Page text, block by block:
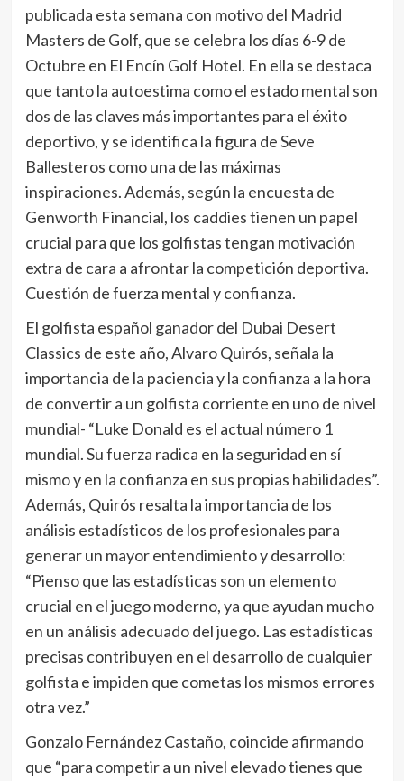
publicada esta semana con motivo del Madrid
Masters de Golf, que se celebra los días 6-9 de
Octubre en El Encín Golf Hotel. En ella se destaca
que tanto la autoestima como el estado mental son
dos de las claves más importantes para el éxito
deportivo, y se identifica la figura de Seve
Ballesteros como una de las máximas
inspiraciones. Además, según la encuesta de
Genworth Financial, los caddies tienen un papel
crucial para que los golfistas tengan motivación
extra de cara a afrontar la competición deportiva.
Cuestión de fuerza mental y confianza.
El golfista español ganador del Dubai Desert
Classics de este año, Alvaro Quirós, señala la
importancia de la paciencia y la confianza a la hora
de convertir a un golfista corriente en uno de nivel
mundial- “Luke Donald es el actual número 1
mundial. Su fuerza radica en la seguridad en sí
mismo y en la confianza en sus propias habilidades”.
Además, Quirós resalta la importancia de los
análisis estadísticos de los profesionales para
generar un mayor entendimiento y desarrollo:
“Pienso que las estadísticas son un elemento
crucial en el juego moderno, ya que ayudan mucho
en un análisis adecuado del juego. Las estadísticas
precisas contribuyen en el desarrollo de cualquier
golfista e impiden que cometas los mismos errores
otra vez.”
Gonzalo Fernández Castaño, coincide afirmando
que “para competir a un nivel elevado tienes que